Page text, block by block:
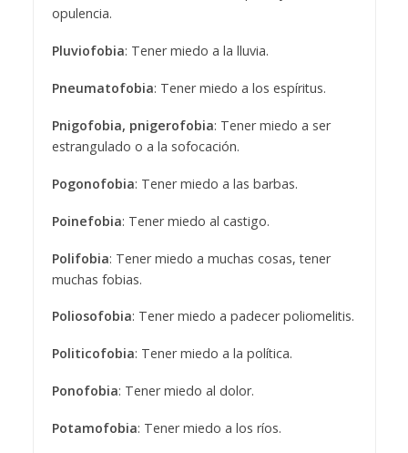
opulencia.
Pluviofobia: Tener miedo a la lluvia.
Pneumatofobia: Tener miedo a los espíritus.
Pnigofobia, pnigerofobia: Tener miedo a ser
estrangulado o a la sofocación.
Pogonofobia: Tener miedo a las barbas.
Poinefobia: Tener miedo al castigo.
Polifobia: Tener miedo a muchas cosas, tener
muchas fobias.
Poliosofobia: Tener miedo a padecer poliomelitis.
Politicofobia: Tener miedo a la política.
Ponofobia: Tener miedo al dolor.
Potamofobia: Tener miedo a los ríos.